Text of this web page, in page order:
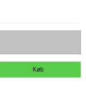
Køb